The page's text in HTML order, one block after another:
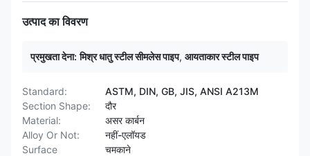
उत्पाद का विवरण
प्रमुखता देना: मिश्र धातु स्टील सीमलेस पाइप, आयताकार स्टील पाइप
Standard:
ASTM, DIN, GB, JIS, ANSI A213M
Section Shape:
दौर
Material:
असर कार्बन
Alloy Or Not:
नहीं-एलॉयड
Surface
चमकाने